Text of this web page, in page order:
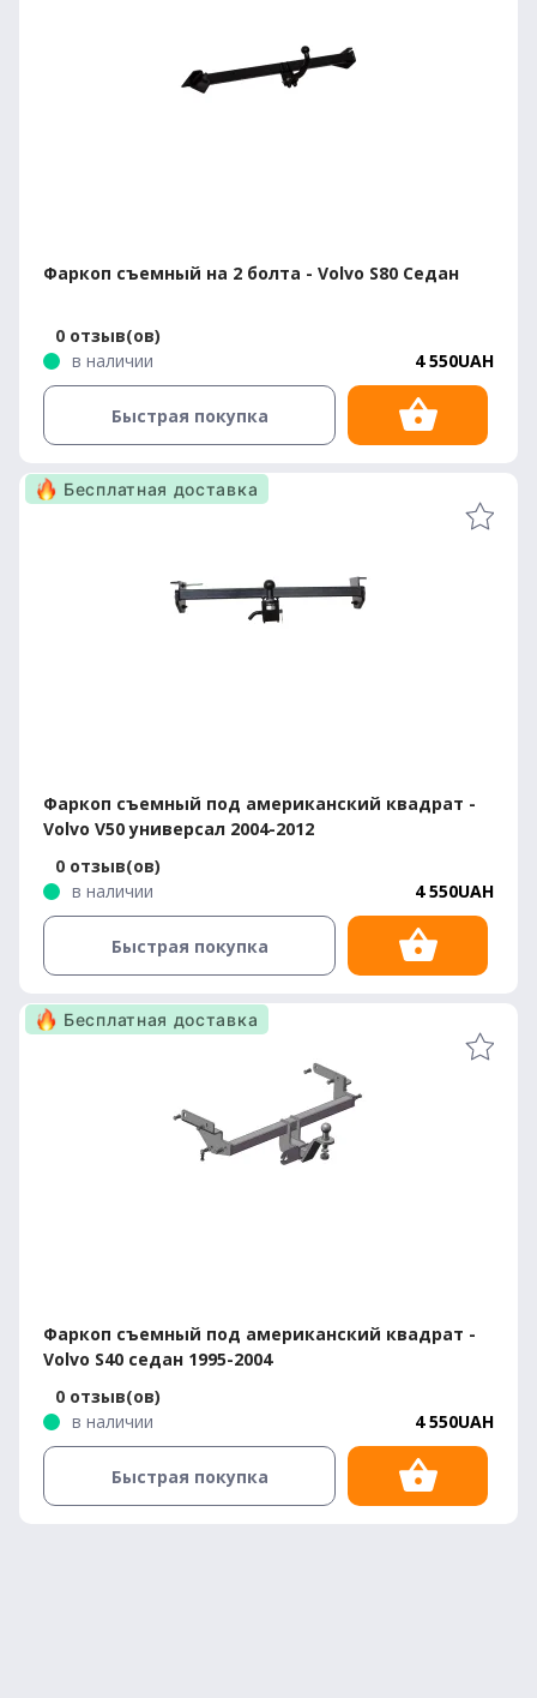
Фаркоп съемный на 2 болта - Volvo S80 Седан
0 отзыв(ов)
в наличии
4 550UAH
Быстрая покупка
Фаркоп съемный под американский квадрат -
Volvo V50 универсал 2004-2012
0 отзыв(ов)
в наличии
4 550UAH
Бесплатная доставка
Быстрая покупка
Фаркоп съемный под американский квадрат -
Volvo S40 седан 1995-2004
0 отзыв(ов)
в наличии
4 550UAH
Бесплатная доставка
Быстрая покупка